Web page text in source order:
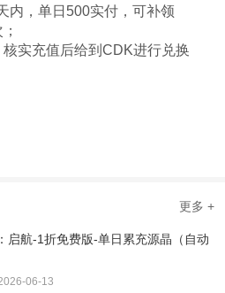
内，单日500实付，可补领
实充值后给到CDK进行兑换
更多 +
启航-1折免费版-单日累充源晶（自动
06-13